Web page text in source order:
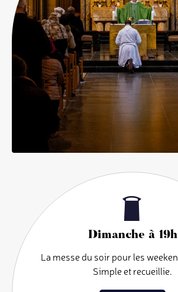
Dimanche à 19h
La messe du soir pour les
Simple et recueillie.